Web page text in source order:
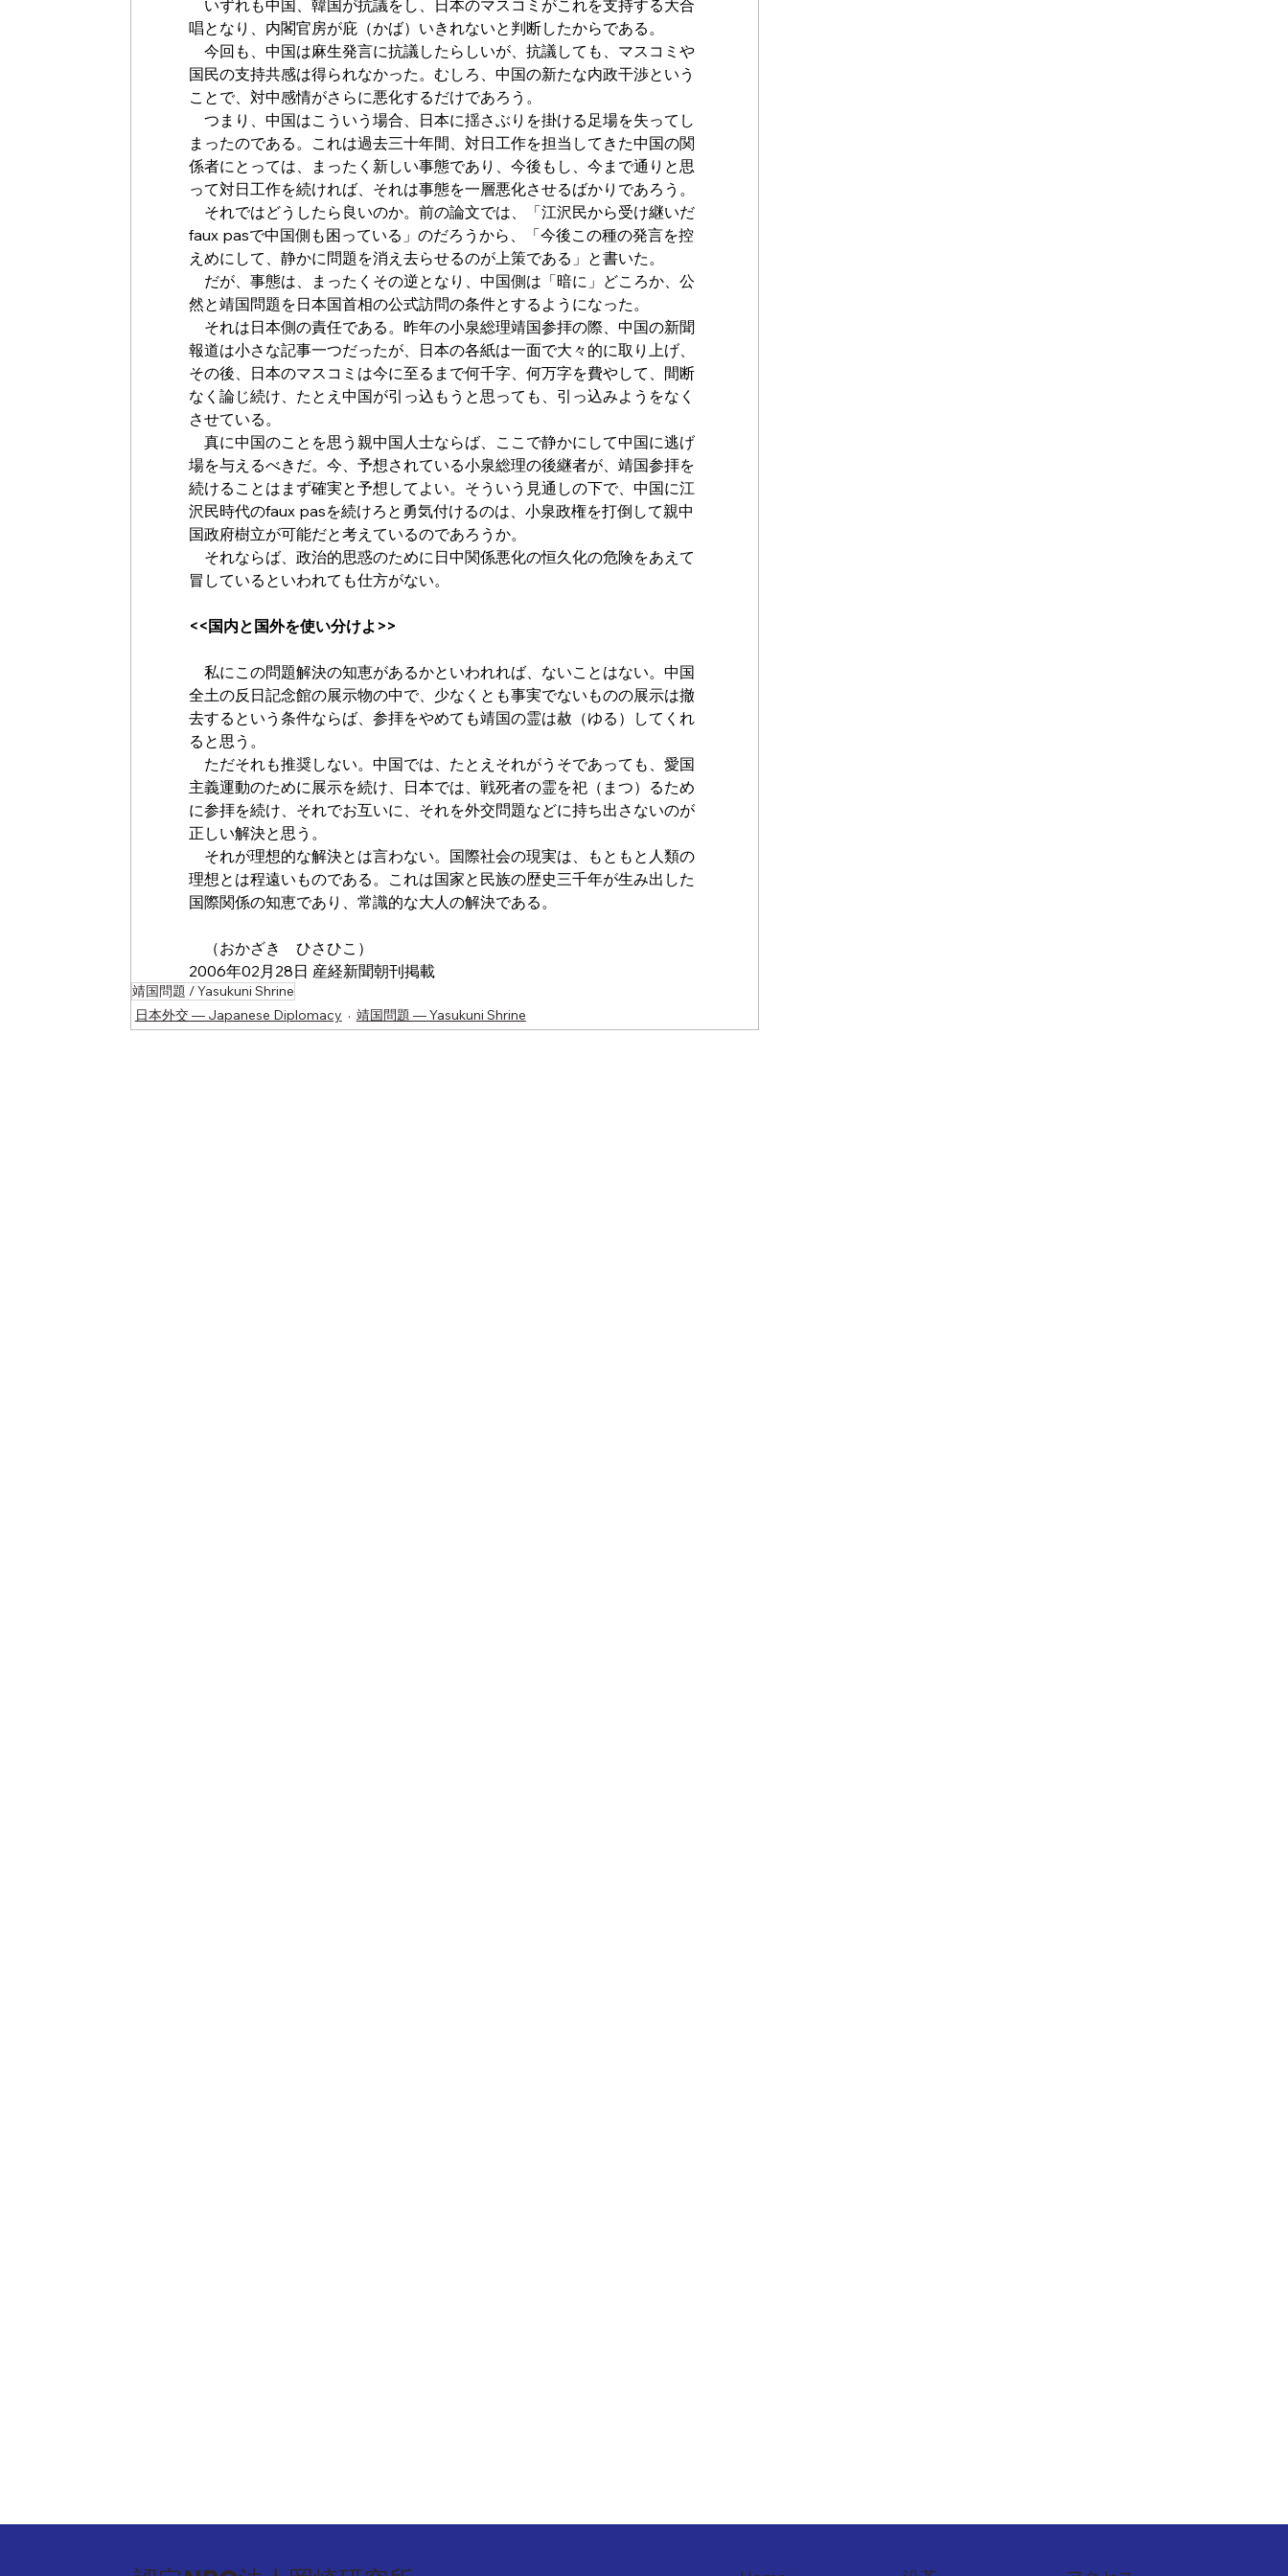
いずれも中国、韓国が抗議をし、日本のマスコミがこれを支持する大合
唱となり、内閣官房が庇（かば）いきれないと判断したからである。
今回も、中国は麻生発言に抗議したらしいが、抗議しても、マスコミや
国民の支持共感は得られなかった。むしろ、中国の新たな内政干渉という
ことで、対中感情がさらに悪化するだけであろう。
つまり、中国はこういう場合、日本に揺さぶりを掛ける足場を失ってし
まったのである。これは過去三十年間、対日工作を担当してきた中国の関
係者にとっては、まったく新しい事態であり、今後もし、今まで通りと思
って対日工作を続ければ、それは事態を一層悪化させるばかりであろう。
それではどうしたら良いのか。前の論文では、「江沢民から受け継いだ
faux pasで中国側も困っている」のだろうから、「今後この種の発言を控
えめにして、静かに問題を消え去らせるのが上策である」と書いた。
だが、事態は、まったくその逆となり、中国側は「暗に」どころか、公
然と靖国問題を日本国首相の公式訪問の条件とするようになった。
それは日本側の責任である。昨年の小泉総理靖国参拝の際、中国の新聞
報道は小さな記事一つだったが、日本の各紙は一面で大々的に取り上げ、
その後、日本のマスコミは今に至るまで何千字、何万字を費やして、間断
なく論じ続け、たとえ中国が引っ込もうと思っても、引っ込みようをなく
させている。
真に中国のことを思う親中国人士ならば、ここで静かにして中国に逃げ
場を与えるべきだ。今、予想されている小泉総理の後継者が、靖国参拝を
続けることはまず確実と予想してよい。そういう見通しの下で、中国に江
沢民時代のfaux pasを続けろと勇気付けるのは、小泉政権を打倒して親中
国政府樹立が可能だと考えているのであろうか。
それならば、政治的思惑のために日中関係悪化の恒久化の危険をあえて
冒しているといわれても仕方がない。
<<国内と国外を使い分けよ>>
私にこの問題解決の知恵があるかといわれれば、ないことはない。中国
全土の反日記念館の展示物の中で、少なくとも事実でないものの展示は撤
去するという条件ならば、参拝をやめても靖国の霊は赦（ゆる）してくれ
ると思う。
ただそれも推奨しない。中国では、たとえそれがうそであっても、愛国
主義運動のために展示を続け、日本では、戦死者の霊を祀（まつ）るため
に参拝を続け、それでお互いに、それを外交問題などに持ち出さないのが
正しい解決と思う。
それが理想的な解決とは言わない。国際社会の現実は、もともと人類の
理想とは程遠いものである。これは国家と民族の歴史三千年が生み出した
国際関係の知恵であり、常識的な大人の解決である。
（おかざき　ひさひこ）
2006年02月28日 産経新聞朝刊掲載
靖国問題 / Yasukuni Shrine
日本外交 ― Japanese Diplomacy
靖国問題 ― Yasukuni Shrine